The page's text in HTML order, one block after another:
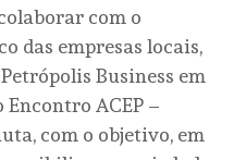
com o
das empresas locais,
Business em
Encontro ACEP –
com o objetivo, em